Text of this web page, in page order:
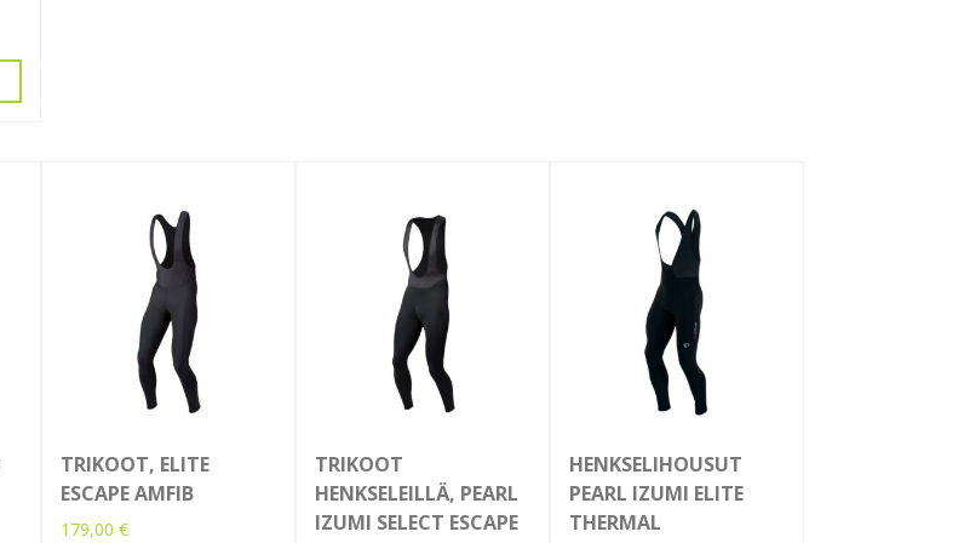
TRIKOOT, ELITE
ESCAPE AMFIB
179,00 €
TRIKOOT
HENKSELEILLÄ, PEARL
IZUMI SELECT ESCAPE
HENKSELIHOUSUT
PEARL IZUMI ELITE
THERMAL